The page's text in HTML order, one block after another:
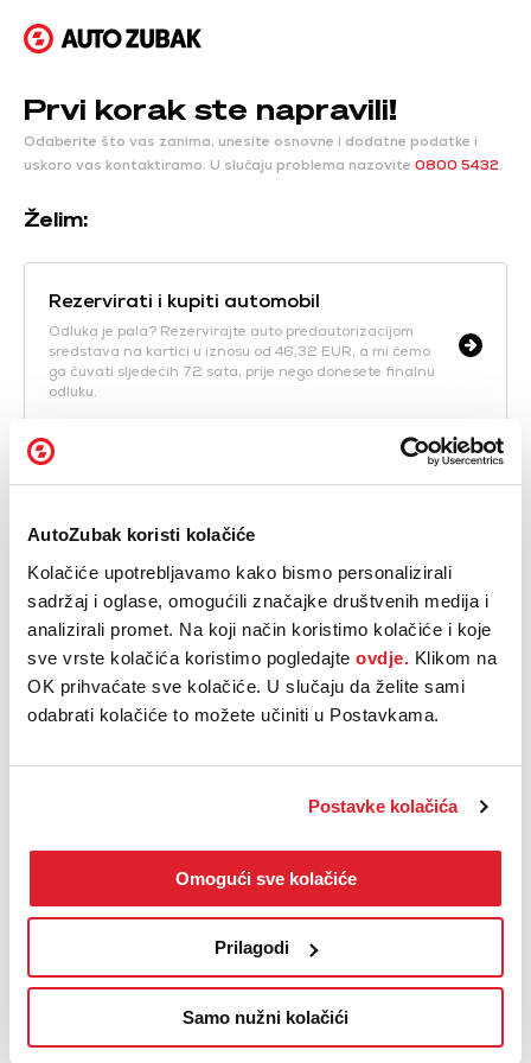
AutoZubak koristi kolačiće
Kolačiće upotrebljavamo kako bismo personalizirali
sadržaj i oglase, omogućili značajke društvenih medija i
analizirali promet. Na koji način koristimo kolačiće i koje
sve vrste kolačića koristimo pogledajte ovdje. Klikom na
OK prihvaćate sve kolačiće. U slučaju da želite sami
odabrati kolačiće to možete učiniti u Postavkama.
Postavke kolačića
Omogući sve kolačiće
Prilagodi
Samo nužni kolačići
Prvi korak ste napravili!
Odaberite što vas zanima, unesite osnovne i dodatne podatke i
uskoro vas kontaktiramo. U slučaju problema nazovite 0800 5432.
Želim:
Rezervirati i kupiti automobil
Odluka je pala? Rezervirajte auto predautorizacijom
sredstava na kartici u iznosu od 46,32 EUR, a mi ćemo
ga čuvati sljedećih 72 sata, prije nego donesete finalnu
odluku.
Zatražiti ponudu
nećete moći odbiti.
Pregledati automobil uživo
Dogovorite termin pregleda automobila na lokaciji.
Što ako odustanem od kupnje
Kada će se osloboditi sredstva na
mojoj kartici?